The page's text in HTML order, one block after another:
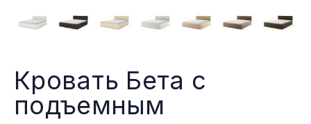
Кровать Бета с
подъемным